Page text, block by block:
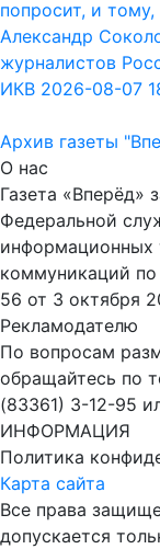
попросит, и тому,
Александр
журналистов
ИКВ 2026-08-07
Архив газеты
О нас
Газета «Вперёд»
Федеральной
информационных
коммуникаций
56 от 3 октября
Рекламодателю
По вопросам
обращайтесь по
(83361) 3-12-95
ИНФОРМАЦИЯ
Политика
Карта сайта
Все права
допускается